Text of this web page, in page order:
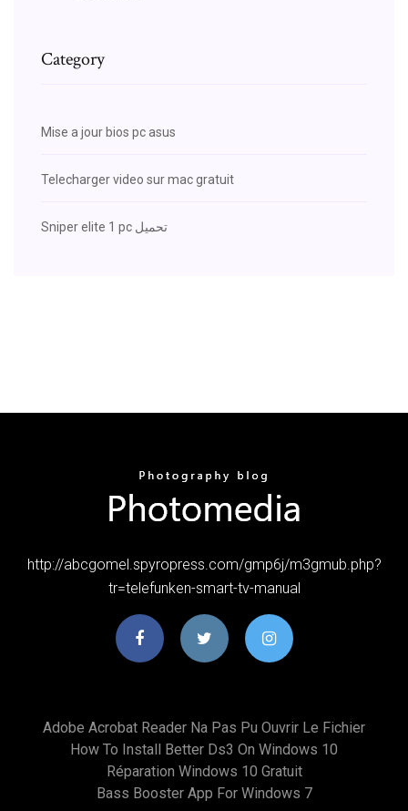
Category
Mise a jour bios pc asus
Telecharger video sur mac gratuit
Sniper elite 1 pc تحميل
http://abcgomel.spyropress.com/gmp6j/m3gmub.php?
tr=telefunken-smart-tv-manual
Adobe Acrobat Reader Na Pas Pu Ouvrir Le Fichier
How To Install Better Ds3 On Windows 10
Réparation Windows 10 Gratuit
Bass Booster App For Windows 7